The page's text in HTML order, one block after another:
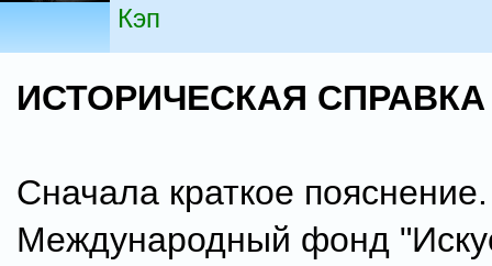
Кэп
ИСТОРИЧЕСКАЯ СПРАВКА
Сначала краткое пояснение.
Международный фонд